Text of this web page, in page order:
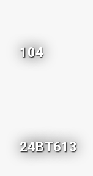
104
24BT613